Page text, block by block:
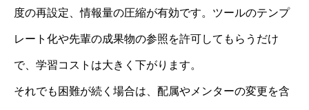
度の再設定、情報量の圧縮が有効です。ツールのテンプ
レート化や先輩の成果物の参照を許可してもらうだけ
で、学習コストは大きく下がります。
それでも困難が続く場合は、配属やメンターの変更を含